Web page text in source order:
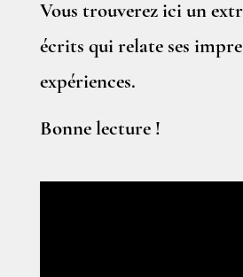
Vous trouverez ici un
écrits qui relate ses
expériences.
Bonne lecture !